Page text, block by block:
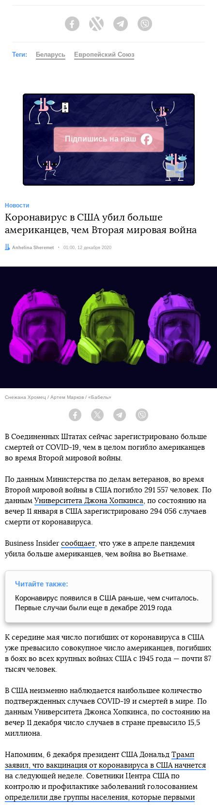
FacebookTwitter Telegram
Теги: Беларусь Европейский Союз
Підпишись на наш
Facebook
Новости
Коронавирус в США убил больше
американцев, чем Вторая мировая война
Автор:
Anhelina Sheremet Дата:
01:00, 12 декабря 2020
Снежана Хромец / Артем Марков / «Бабель»
Facebook Twitter Telegram
В Соединенных Штатах сейчас зарегистрировано больше
смертей от COVID-19, чем в целом погибло американцев
во время Второй мировой войны.
По данным Министерства по делам ветеранов, во время
Второй мировой войны в США погибло 291 557 человек. По
данным Университета Джона Хопкинса , по состоянию на
вечер 11 января в США зарегистрировано 294 056 случаев
смерти от коронавируса.
Business Insider сообщает , что уже в апреле пандемия
убила больше американцев, чем война во Вьетнаме.
Читайте также:
Коронавирус появился в США раньше, чем считалось.
Первые случаи были еще в декабре 2019 года
К середине мая число погибших от коронавируса в США
уже превысило совокупное число американцев, погибших
в боях во всех крупных войнах США с 1945 года — почти 87
тысяч человек.
В США неизменно наблюдается наибольшее количество
подтвержденных случаев COVID-19 и смертей в мире. По
данным Университета Джонса Хопкинса, по состоянию на
вечер 11 декабря число случаев в стране превысило 15,5
миллиона.
Напомним, 6 декабря президент США Дональд Трамп
заявил, что вакцинация от коронавируса в США начнется
на следующей неделе. Советники Центра США по
контролю и профилактике заболеваний голосованием
определили две группы населения, которые первыми